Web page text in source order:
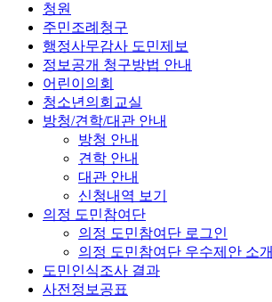
청원
주민조례청구
행정사무감사 도민제보
정보공개 청구방법 안내
어린이의회
청소년의회교실
방청/견학/대관 안내
방청 안내
견학 안내
대관 안내
신청내역 보기
의정 도민참여단
의정 도민참여단 로그인
의정 도민참여단 우수제안 소개
도민인식조사 결과
사전정보공표